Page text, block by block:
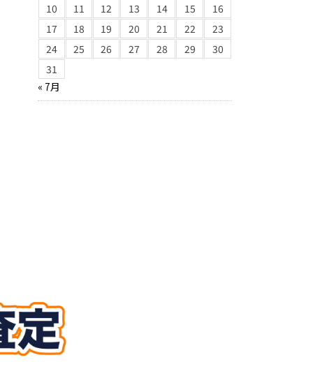
10
11 12 13 14 15
16
17
18 19 20 21 22
23
24
25 26 27 28 29
30
31
« 7月